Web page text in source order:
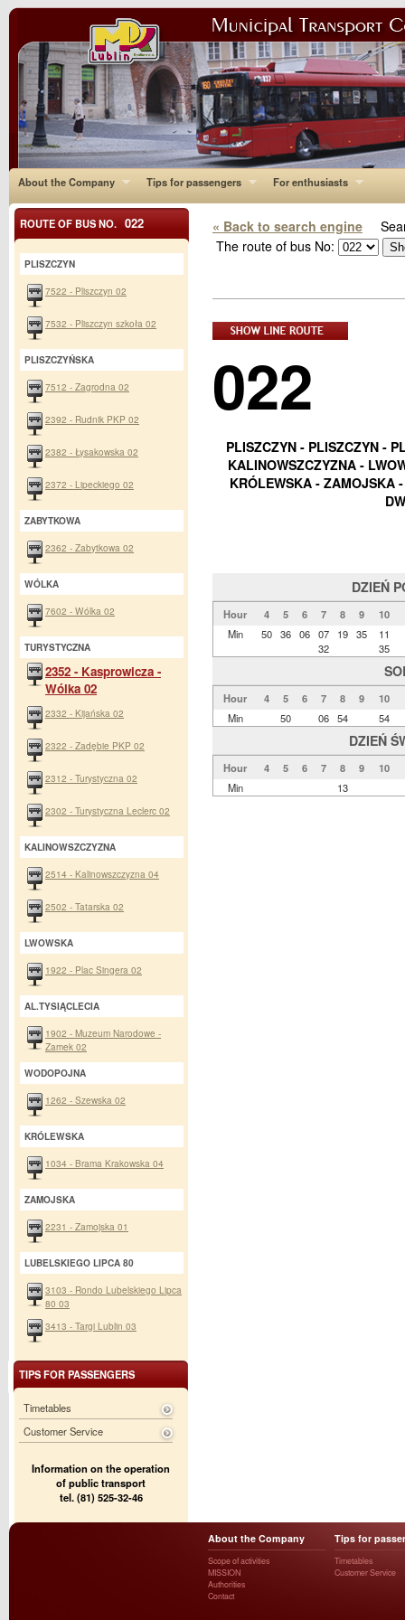
About the Company Tips for passengers For enthusiasts
« Back to search engine
The route of bus No:
022
PLISZCZYN - PLISZCZYN -
KALINOWSZCZYZNA -
KRÓLEWSKA - ZAMOJSKA
DZIEŃ
Hour 4 5 6 7 8 9 10
Min
50 36 06 07
32
19 35
11
35
Hour 4 5 6 7 8 9 10
Min
50 06 54 54
DZIEŃ
Hour 4 5 6 7 8 9 10
Min
13
ROUTE OF BUS NO. 022
PLISZCZYN
7522 - Pliszczyn 02
7532 - Pliszczyn szkoła 02
PLISZCZYŃSKA
7512 - Zagrodna 02
2392 - Rudnik PKP 02
2382 - Łysakowska 02
2372 - Lipeckiego 02
ZABYTKOWA
2362 - Zabytkowa 02
WÓLKA
7602 - Wólka 02
TURYSTYCZNA
2352 - Kasprowicza -
Wólka 02
2332 - Kijańska 02
2322 - Zadębie PKP 02
2312 - Turystyczna 02
2302 - Turystyczna Leclerc 02
KALINOWSZCZYZNA
2514 - Kalinowszczyzna 04
2502 - Tatarska 02
LWOWSKA
1922 - Plac Singera 02
AL.TYSIĄCLECIA
1902 - Muzeum Narodowe -
Zamek 02
WODOPOJNA
1262 - Szewska 02
KRÓLEWSKA
1034 - Brama Krakowska 04
ZAMOJSKA
2231 - Zamojska 01
LUBELSKIEGO LIPCA 80
3103 - Rondo Lubelskiego Lipca
80 03
3413 - Targi Lublin 03
TIPS FOR PASSENGERS
Timetables
Customer Service
Information on the operation
of public transport
tel. (81) 525-32-46
About the Company
Scope of activities
MISSION
Authorities
Contact
Tips for
Timetables
Customer Service